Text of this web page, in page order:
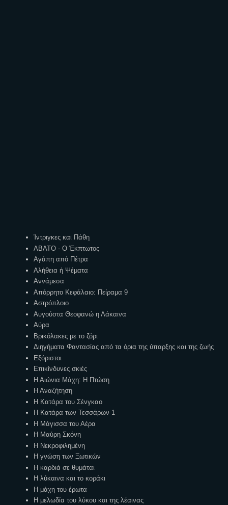
Ίντριγκες και Πάθη
ΑΒΑΤΟ - Ο Έκπτωτος
Αγάπη από Πέτρα
Αλήθεια ή Ψέματα
Αννάμεσα
Απόρρητο Κεφάλαιο: Πείραμα 9
Αστρόπλοιο
Αυγούστα Θεοφανώ η Λάκαινα
Αύρα
Βρικόλακες με το ζόρι
Διηγήματα Φαντασίας από τα όρια της ύπαρξης και της ζωής
Εξόριστοι
Επικίνδυνες σκιές
Η Αιώνια Μάχη: Η Πτώση
Η Αναζήτηση
Η Κατάρα του Σένγκαο
Η Κατάρα των Τεσσάρων 1
Η Μάγισσα του Αέρα
Η Μαύρη Σκόνη
Η Νεκροφιλημένη
Η γνώση των Ξωτικών
Η καρδιά σε θυμάται
Η λύκαινα και το κοράκι
Η μάχη του έρωτα
Η μελωδία του λύκου και της λέαινας